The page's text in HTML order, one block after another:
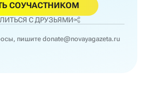
СОУЧАСТНИКОМ
С ДРУЗЬЯМИ
пишите donate@novayagazeta.ru